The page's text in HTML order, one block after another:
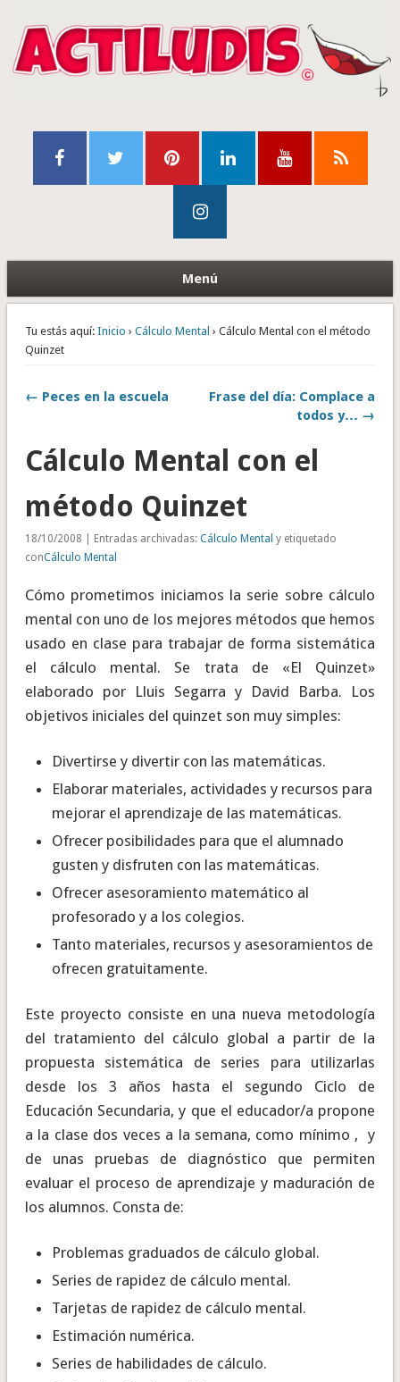
Menú
Tu estás aquí: Inicio › Cálculo Mental › Cálculo Mental con el método
Quinzet
← Peces en la escuela
Frase del día: Complace a
todos y… →
Cálculo Mental con el
método Quinzet
18/10/2008 | Entradas archivadas: Cálculo Mental y etiquetado
conCálculo Mental
Cómo prometimos iniciamos la serie sobre cálculo
mental con uno de los mejores métodos que hemos
usado en clase para trabajar de forma sistemática
el cálculo mental. Se trata de «El Quinzet»
elaborado por Lluis Segarra y David Barba. Los
objetivos iniciales del quinzet son muy simples:
Divertirse y divertir con las matemáticas.
Elaborar materiales, actividades y recursos para
mejorar el aprendizaje de las matemáticas.
Ofrecer posibilidades para que el alumnado
gusten y disfruten con las matemáticas.
Ofrecer asesoramiento matemático al
profesorado y a los colegios.
Tanto materiales, recursos y asesoramientos de
ofrecen gratuitamente.
Este proyecto consiste en una nueva metodología
del tratamiento del cálculo global a partir de la
propuesta sistemática de series para utilizarlas
desde los 3 años hasta el segundo Ciclo de
Educación Secundaria, y que el educador/a propone
a la clase dos veces a la semana, como mínimo , y
de unas pruebas de diagnóstico que permiten
evaluar el proceso de aprendizaje y maduración de
los alumnos. Consta de:
Problemas graduados de cálculo global.
Series de rapidez de cálculo mental.
Tarjetas de rapidez de cálculo mental.
Estimación numérica.
Series de habilidades de cálculo.